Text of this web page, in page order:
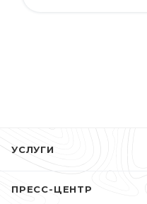
УСЛУГИ
ПРЕСС-ЦЕНТР